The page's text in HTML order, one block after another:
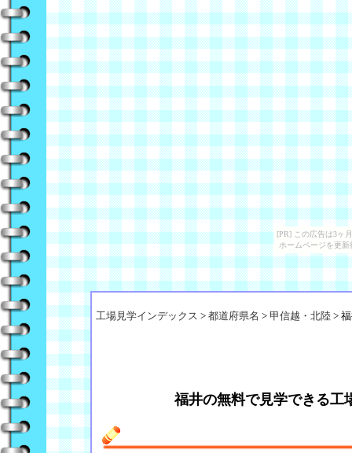
[PR] この広告は3ヶ
ホームページを更
工場見学インデックス > 都道府県名 > 甲信越・北陸 >
福井の無料で見学できる